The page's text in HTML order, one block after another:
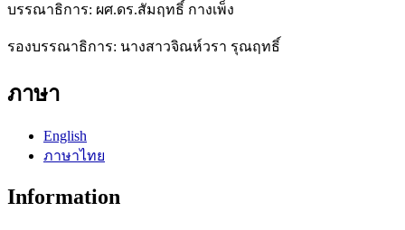
บรรณาธิการ: ผศ.ดร.สัมฤทธิ์ กางเพ็ง
รองบรรณาธิการ: นางสาวจิณห์วรา รุณฤทธิ์
ภาษา
English
ภาษาไทย
Information